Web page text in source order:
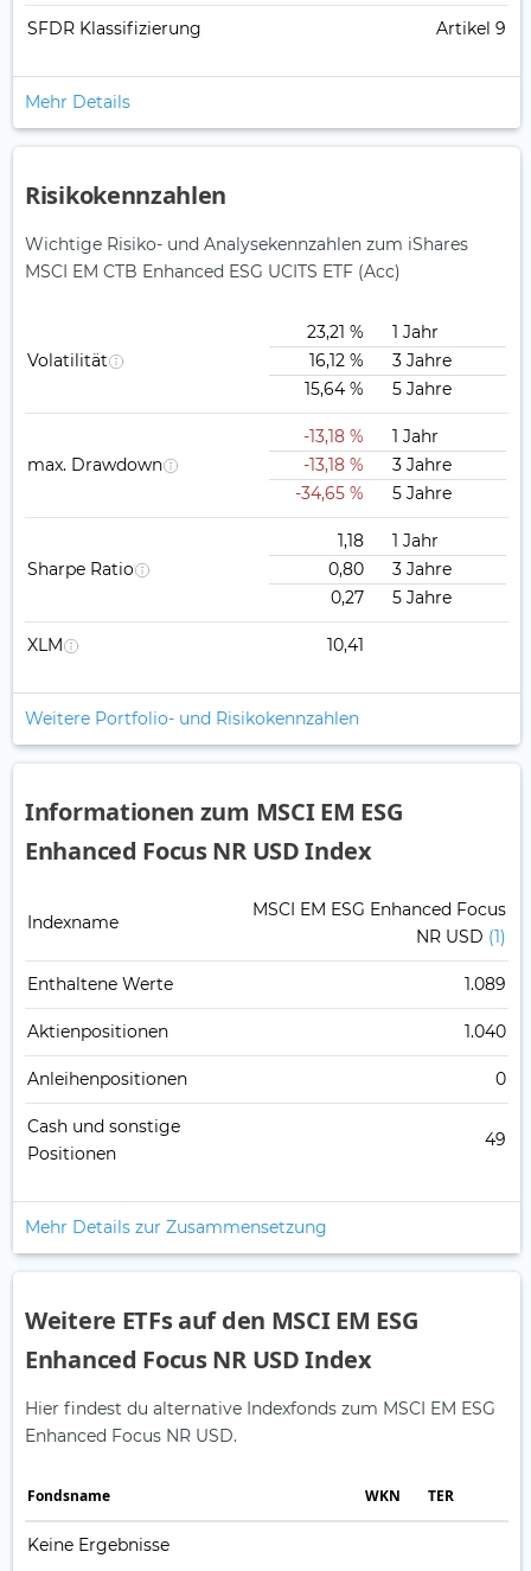
SFDR Klassifizierung Artikel 9
Mehr Details
Risikokennzahlen
Wichtige Risiko- und Analysekennzahlen zum iShares
MSCI EM CTB Enhanced ESG UCITS ETF (Acc)
Volatilität
23,21 %
1 Jahr
16,12 %
3 Jahre
15,64 %
5 Jahre
max. Drawdown
-13,18 %
1 Jahr
-13,18 %
3 Jahre
-34,65 %
5 Jahre
Sharpe Ratio
1,18
1 Jahr
0,80
3 Jahre
0,27
5 Jahre
XLM 10,41
Weitere Portfolio- und Risikokennzahlen
Informationen zum MSCI EM ESG
Enhanced Focus NR USD Index
Indexname
MSCI EM ESG Enhanced Focus
NR USD (1)
Enthaltene Werte 1.089
Aktienpositionen 1.040
Anleihenpositionen 0
Cash und sonstige
Positionen
49
Mehr Details zur Zusammensetzung
Weitere ETFs auf den MSCI EM ESG
Enhanced Focus NR USD Index
Hier findest du alternative Indexfonds zum MSCI EM ESG
Enhanced Focus NR USD.
Fonds­name WKN TER
Keine Ergebnisse